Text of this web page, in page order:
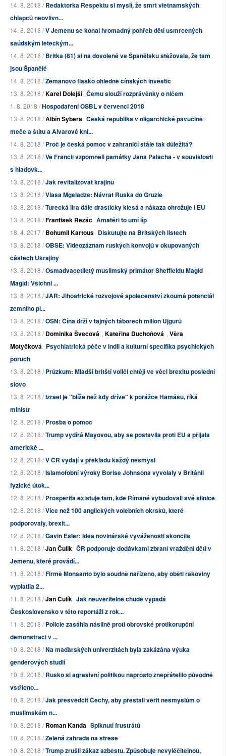
14. 8. 2018 /Redaktorka Respektu si myslí, že smrt vietnamských
chlapců neovlivn...
14. 8. 2018 /V Jemenu se konal hromadný pohřeb dětí usmrcených
saúdským leteckým...
14. 8. 2018 /Britka (81) si na dovolené ve Španělsku stěžovala, že tam
jsou Španělé
14. 8. 2018 /Zemanovo fiasko ohledně čínských investic
13. 8. 2018 /Karel Dolejší Čemu slouží rozprávěnky o ničem
1. 8. 2018 /Hospodaření OSBL v červenci 2018
13. 8. 2018 /Albín Sybera Česká republika v oligarchické pavučině
meče a štítu a Alvarové kni...
14. 8. 2018 /Proč je česká pomoc v zahraničí stále tak důležitá?
13. 8. 2018 /Ve Francii vzpomněli památky Jana Palacha - v souvislosti
s hladovk...
13. 8. 2018 /Jak revitalizovat krajinu
13. 8. 2018 /Vlasa Mgeladze: Návrat Ruska do Gruzie
13. 8. 2018 /Turecká lira dále drasticky klesá a nákaza ohrožuje i EU
13. 8. 2018 /František Řezáč Amatéři to umí líp
18. 4. 2017 /Bohumil Kartous Diskutujte na Britských listech
13. 8. 2018 /OBSE: Videozáznam ruských konvojů v okupovaných
částech Ukrajiny
13. 8. 2018 /Osmadvacetiletý muslimský primátor Sheffieldu Magid
Magid: Všichni ...
13. 8. 2018 /JAR: Jihoafrické rozvojové společenství zkoumá potenciál
zemního pl...
13. 8. 2018 /OSN: Čína drží v tajných táborech milion Ujgurů
13. 8. 2018 /Dominika Švecová , Kateřina Duchoňová , Věra
Motyčková Psychiatrická péče v Indii a kulturní specifika psychických
poruch
13. 8. 2018 /Průzkum: Mladší britští voliči chtějí ve věci brexitu poslední
slovo
13. 8. 2018 /Izrael je "blíže než kdy dříve" k porážce Hamásu, říká
ministr
12. 8. 2018 /Prosba o pomoc
12. 8. 2018 /Trump vydírá Mayovou, aby se postavila proti EU a přijala
americké ...
12. 8. 2018 /V ČR vydají v překladu každý nesmysl
12. 8. 2018 /Islamofobní výroky Borise Johnsona vyvolaly v Británii
fyzické útok...
12. 8. 2018 /Prosperita existuje tam, kde Římané vybudovali své silnice
12. 8. 2018 /Více než 100 anglických volebních okrsků, které
podporovaly, brexit...
12. 8. 2018 /Gavin Esler: Idea novinářské vyváženosti skončila
11. 8. 2018 /Jan Čulík ČR podporuje dodávkami zbraní vraždění dětí v
Jemenu, které provádí...
11. 8. 2018 /Firmě Monsanto bylo soudně nařízeno, aby oběti rakoviny
vyplatila 2...
11. 8. 2018 /Jan Čulík Jak neuvěřitelně chudě vypadá
Československo v této reportáži z rok...
11. 8. 2018 /Policie zasáhla násilně proti obrovské protikorupční
demonstraci v ...
10. 8. 2018 /Na maďarských univerzitách byla zakázána výuka
genderových studií
10. 8. 2018 /Rusko si agresivní politikou naprosto znepřátelilo původně
vstřícno...
10. 8. 2018 /Jak přesvědčit Čechy, aby přestali věřit nesmyslům o
muslimském n...
10. 8. 2018 /Roman Kanda Spiknutí frustrátů
10. 8. 2018 /Zelená zahrada na střeše
10. 8. 2018 /Trump zrušil zákaz azbestu. Způsobuje nevyléčitelnou,